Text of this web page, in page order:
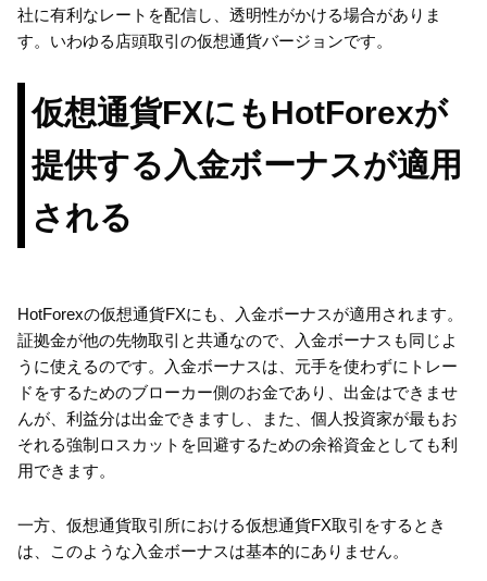
社に有利なレートを配信し、透明性がかける場合がありま
す。いわゆる店頭取引の仮想通貨バージョンです。
仮想通貨FXにもHotForexが
提供する入金ボーナスが適用
される
HotForexの仮想通貨FXにも、入金ボーナスが適用されます。
証拠金が他の先物取引と共通なので、入金ボーナスも同じよ
うに使えるのです。入金ボーナスは、元手を使わずにトレー
ドをするためのブローカー側のお金であり、出金はできませ
んが、利益分は出金できますし、また、個人投資家が最もお
それる強制ロスカットを回避するための余裕資金としても利
用できます。
一方、仮想通貨取引所における仮想通貨FX取引をするとき
は、このような入金ボーナスは基本的にありません。